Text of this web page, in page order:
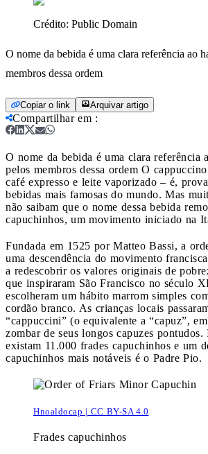
Crédito: Public Domain
O nome da bebida é uma clara referência ao
membros dessa ordem
Copiar o link Arquivar artigo
Compartilhar em :
O nome da bebida é uma clara referência
pelos membros dessa ordem O
café expresso e leite vaporizado – é,
bebidas mais famosas do mundo. Mas
não saibam que o nome dessa bebida
capuchinhos, um movimento iniciado na
Fundada em 1525 por Matteo Bassi, a
uma descendência do movimento
a redescobrir os valores originais de
que inspiraram São Francisco no século
escolheram um hábito marrom simples
cordão branco. As crianças locais
“cappuccini” (o equivalente a “capuz”,
zombar de seus longos capuzes pontudos.
existam 11.000 frades capuchinhos e um
capuchinhos mais notáveis ​​é o Padre Pio.
Hnoaldocap | CC BY-SA 4.0
Frades capuchinhos